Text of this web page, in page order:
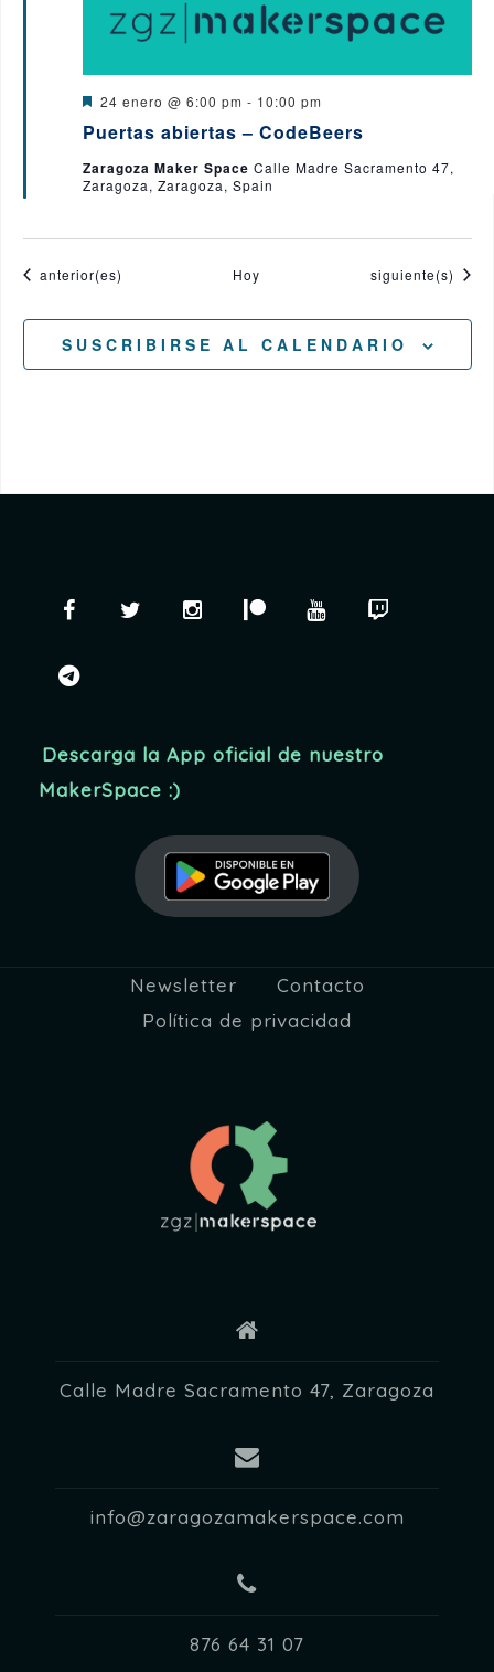
Puertas abiertas – CodeBeers
D
s
a
c
o
24 enero @ 6:00 pm - 10:00 pm
Zaragoza Maker Space Calle Madre Sacramento 47,
Zaragoza, Zaragoza, Spain
Eventos
anterior(es) Hoy Eventos
siguiente(s)
SUSCRIBIRSE AL CALENDARIO
FacebookTwitter InstagramPatreonYouTube
telegram
Descarga la App oficial de nuestro
MakerSpace :)
Newsletter
Contacto
Política de privacidad
Calle Madre Sacramento 47, Zaragoza
info@zaragozamakerspace.com
876 64 31 07